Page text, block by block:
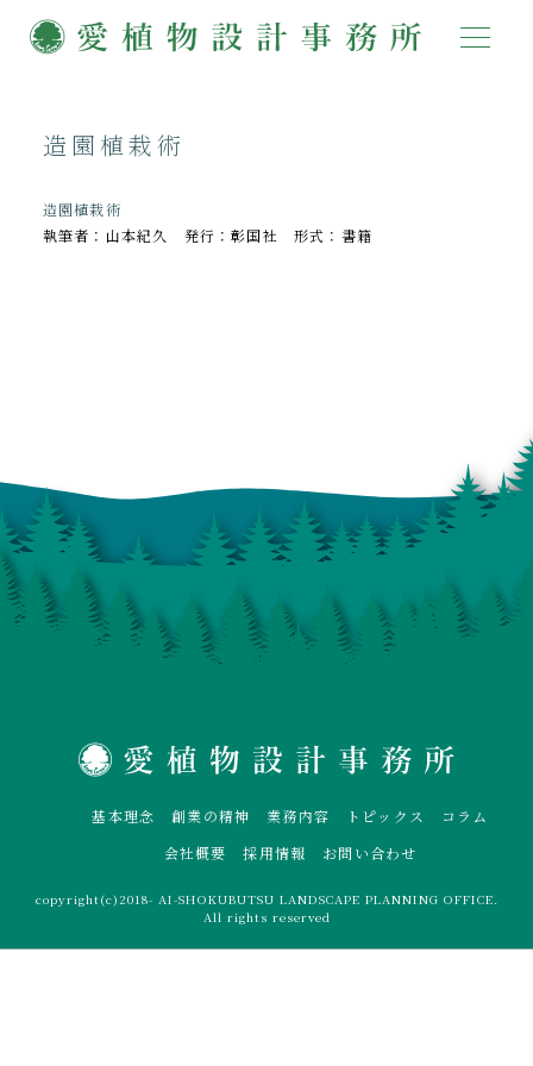
造園植栽術
造園植栽術
執筆者：山本紀久 発行：彰国社 形式：書籍
基本理念 創業の精神 業務内容 トピックス
コラム
会社概要
採用情報 お問い合わせ
copyright(c)2018- AI-SHOKUBUTSU LANDSCAPE PLANNING OFFICE.
All rights reserved